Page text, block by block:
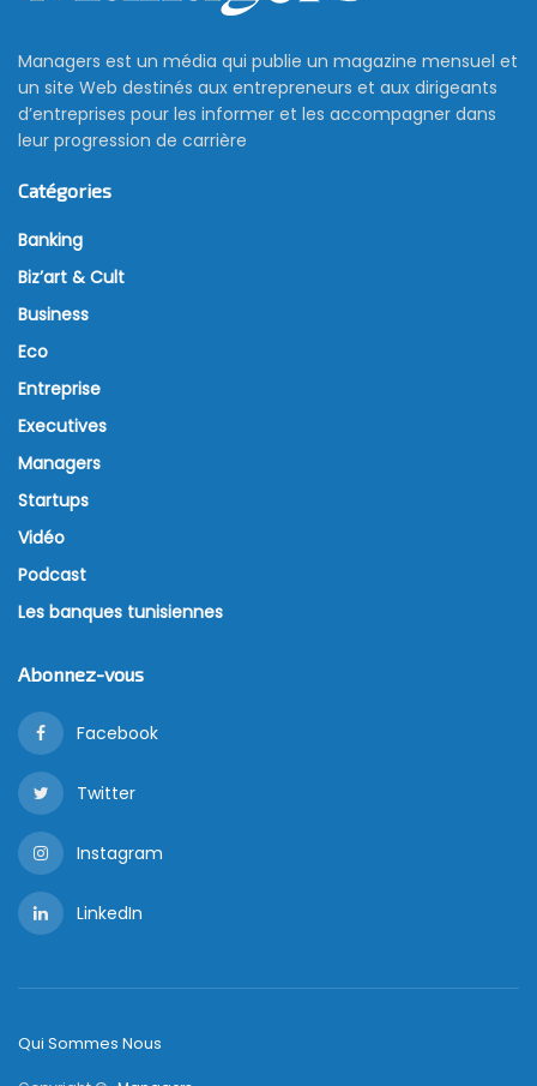
Managers est un média qui publie un magazine mensuel et
un site Web destinés aux entrepreneurs et aux dirigeants
d’entreprises pour les informer et les accompagner dans
leur progression de carrière
Catégories
Banking
Biz’art & Cult
Business
Eco
Entreprise
Executives
Managers
Startups
Vidéo
Podcast
Les banques tunisiennes
Abonnez-vous
Facebook
Twitter
Instagram
LinkedIn
Qui Sommes Nous